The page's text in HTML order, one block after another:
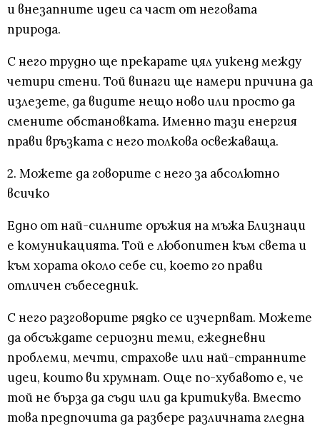
и внезапните идеи са част от неговата
природа.
С него трудно ще прекарате цял уикенд между
четири стени. Той винаги ще намери причина да
излезете, да видите нещо ново или просто да
смените обстановката. Именно тази енергия
прави връзката с него толкова освежаваща.
2. Можете да говорите с него за абсолютно
всичко
Едно от най-силните оръжия на мъжа Близнаци
е комуникацията. Той е любопитен към света и
към хората около себе си, което го прави
отличен събеседник.
С него разговорите рядко се изчерпват. Можете
да обсъждате сериозни теми, ежедневни
проблеми, мечти, страхове или най-странните
идеи, които ви хрумнат. Още по-хубавото е, че
той не бърза да съди или да критикува. Вместо
това предпочита да разбере различната гледна